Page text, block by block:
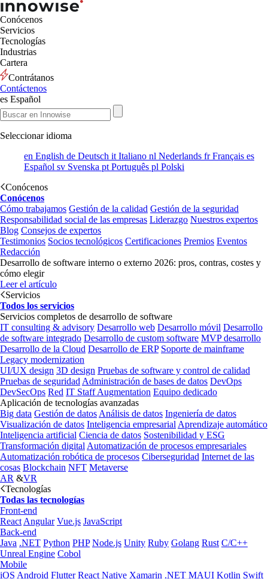
Conócenos
Servicios
Tecnologías
Industrias
Cartera
Contrátanos
Contáctenos
es Español
Seleccionar idioma
en English de Deutsch it Italiano nl Nederlands frFrançais es
Español sv Svenska pt Português pl Polski
Conócenos
Conócenos
Cómo trabajamos Gestión de la calidad Gestión de la seguridad
Responsabilidad social de las empresas Liderazgo Nuestros expertos
Blog Consejos de expertos
Testimonios Socios tecnológicos Certificaciones Premios Eventos
Redacción
Desarrollo de software interno o externo 2026: pros, contras, costes y
cómo elegir
Leer el artículo
Servicios
Todos los servicios
Servicios completos de desarrollo de software
IT consulting & advisory Desarrollo web Desarrollo móvil Desarrollo
de software integrado Desarrollo de custom software MVP desarrollo
Desarrollo de la Cloud Desarrollo de ERP Soporte de mainframe
Legacy modernization
UI/UX design 3D design Pruebas de software y control de calidad
Pruebas de seguridad Administración de bases de datos DevOps
DevSecOps Red IT Staff Augmentation Equipo dedicado
Aplicación de tecnologías avanzadas
Big data Gestión de datos Análisis de datos Ingeniería de datos
Visualización de datos Inteligencia empresarial Aprendizaje automático
Inteligencia artificial Ciencia de datos Sostenibilidad y ESG
Transformación digital Automatización de procesos empresariales
Automatización robótica de procesos Ciberseguridad Internet de las
cosas Blockchain NFT Metaverse
AR &VR
Tecnologías
Todas las tecnologías
Front-end
React Angular Vue.js JavaScript
Back-end
Java .NET Python PHP Node.js Unity Ruby Golang Rust C/C++
Unreal Engine Cobol
Mobile
iOS Android Flutter React Native Xamarin .NET MAUI Kotlin Swift